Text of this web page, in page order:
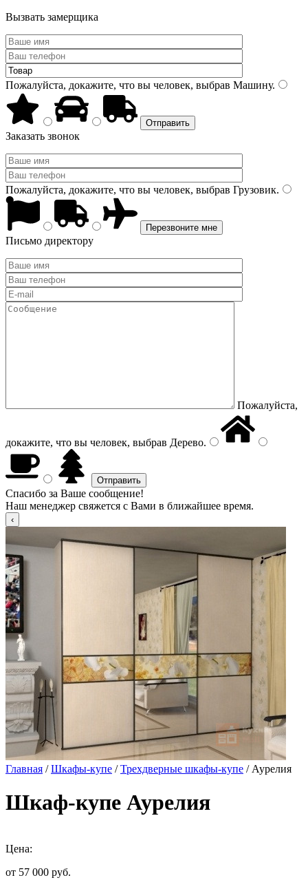
Вызвать замерщика
Пожалуйста, докажите, что вы человек, выбрав Машину.
Заказать звонок
Пожалуйста, докажите, что вы человек, выбрав Грузовик.
Письмо директору
Пожалуйста,
докажите, что вы человек, выбрав Дерево.
Спасибо за Ваше сообщение!
Наш менеджер свяжется с Вами в ближайшее время.
Главная /Шкафы-купе /Трехдверные шкафы-купе / Аурелия
Шкаф-купе Аурелия
Цена:
от 57 000 руб.